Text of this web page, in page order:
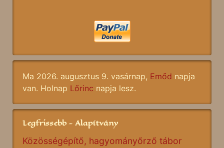
Ma 2026. augusztus 9. vasárnap, Emőd napja
van. Holnap Lőrinc napja lesz.
Legfrissebb - Alapítvány
Közösségépítő, hagyományőrző tábor